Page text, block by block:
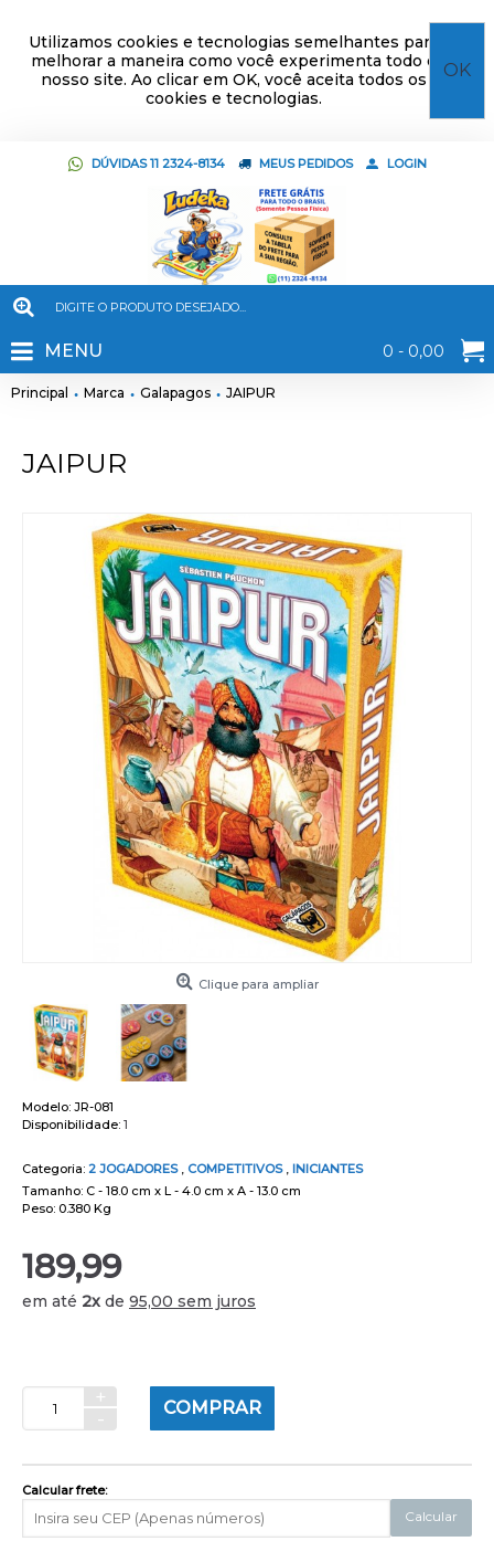
Utilizamos cookies e tecnologias semelhantes para
melhorar a maneira como você experimenta todo o
nosso site. Ao clicar em OK, você aceita todos os
cookies e tecnologias.
OK
DÚVIDAS 11 2324-8134 MEUS PEDIDOS LOGIN
0 - 0,00
MENU
Principal Marca Galapagos JAIPUR
JAIPUR
Clique para ampliar
Modelo: JR-081
Disponibilidade: 1
Categoria: 2 JOGADORES COMPETITIVOS INICIANTES
Tamanho: C - 18.0 cm x L - 4.0 cm x A - 13.0 cm
Peso: 0.380 Kg
189,99
em até 2x de 95,00 sem juros
+
-
COMPRAR
Calcular frete:
Calcular